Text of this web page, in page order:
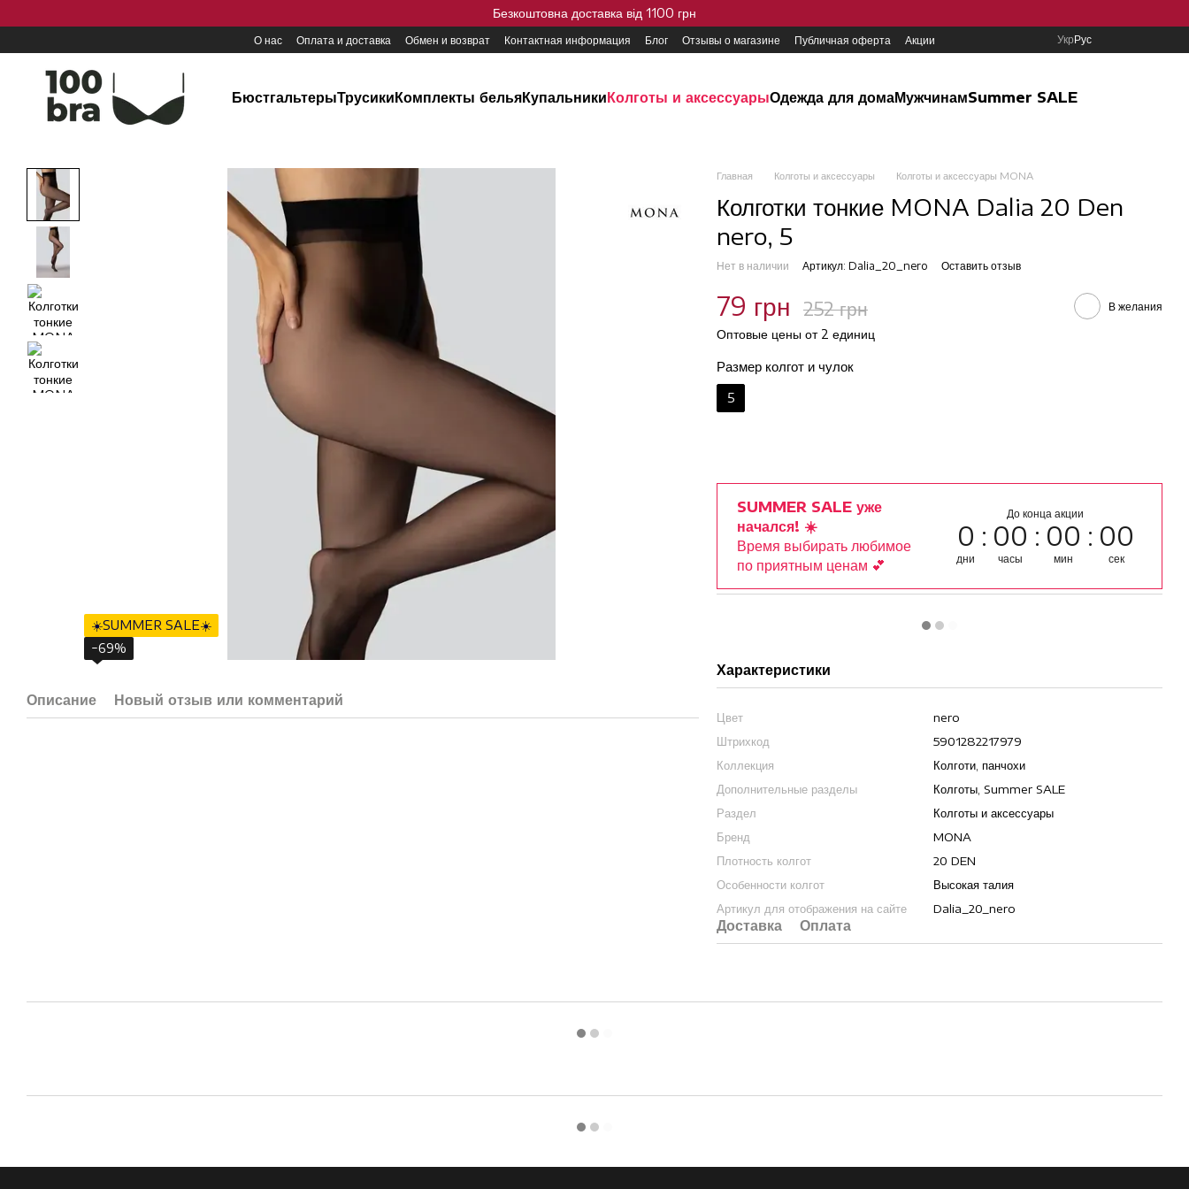
Безкоштовна доставка від 1100 грн
О нас Оплата и доставка Обмен и возврат Контактная информация Блог Отзывы о магазине Публичная оферта Акции УкрРус
БюстгальтерыТрусикиКомплекты бельяКупальникиКолготы и аксессуарыОдежда для домаМужчинамSummer SALE
☀️SUMMER SALE☀️
−69%
Описание Новый отзыв или комментарий
Главная Колготы и аксессуары Колготы и аксессуары MONA
Колготки тонкие MONA Dalia 20 Den
nero, 5
Нет в наличии Артикул: Dalia_20_nero Оставить отзыв
79 грн 252 грн В желания
Оптовые цены от 2 единиц
Размер колгот и чулок
5
SUMMER SALE уже
начался! ☀️
Время выбирать любимое
по приятным ценам 💕
До конца акции
0
дни
00
часы
00
мин
00
сек
Характеристики
Цвет
nero
Штрихкод
5901282217979
Коллекция
Колготи, панчохи
Дополнительные разделы
Колготы, Summer SALE
Раздел
Колготы и аксессуары
Бренд
MONA
Плотность колгот
20 DEN
Особенности колгот
Высокая талия
Артикул для отображения на сайте
Dalia_20_nero
Доставка Оплата